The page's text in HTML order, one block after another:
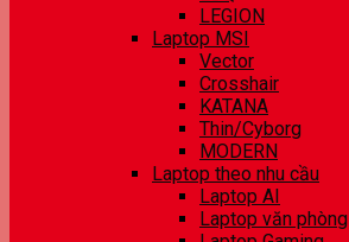
LEGION
Laptop MSI
Vector
Crosshair
KATANA
Thin/Cyborg
MODERN
Laptop theo nhu cầu
Laptop AI
Laptop văn phòng